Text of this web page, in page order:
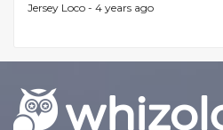
Jersey Loco - 4 years ago